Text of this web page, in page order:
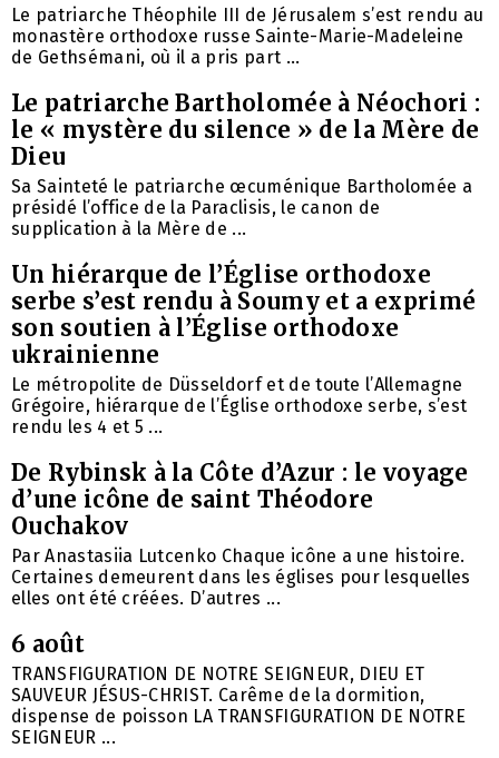
Le patriarche Théophile III de Jérusalem s’est rendu au
monastère orthodoxe russe Sainte-Marie-Madeleine
de Gethsémani, où il a pris part ...
Le patriarche Bartholomée à Néochori :
le « mystère du silence » de la Mère de
Dieu
Sa Sainteté le patriarche œcuménique Bartholomée a
présidé l’office de la Paraclisis, le canon de
supplication à la Mère de ...
Un hiérarque de l’Église orthodoxe
serbe s’est rendu à Soumy et a exprimé
son soutien à l’Église orthodoxe
ukrainienne
Le métropolite de Düsseldorf et de toute l’Allemagne
Grégoire, hiérarque de l’Église orthodoxe serbe, s’est
rendu les 4 et 5 ...
De Rybinsk à la Côte d’Azur : le voyage
d’une icône de saint Théodore
Ouchakov
Par Anastasiia Lutcenko Chaque icône a une histoire.
Certaines demeurent dans les églises pour lesquelles
elles ont été créées. D’autres ...
6 août
TRANSFIGURATION DE NOTRE SEIGNEUR, DIEU ET
SAUVEUR JÉSUS-CHRIST. Carême de la dormition,
dispense de poisson LA TRANSFIGURATION DE NOTRE
SEIGNEUR ...